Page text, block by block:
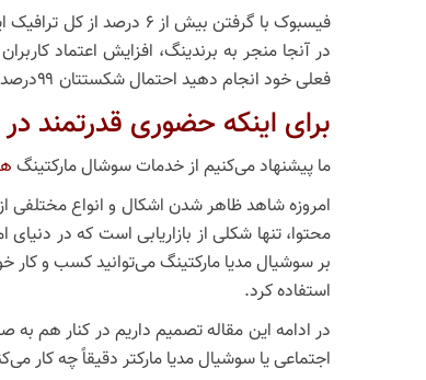
فیسبوک با گرفتن بیش
در آنجا منجر به برندینگ، افزایش اعتماد
فعلی خود انجام دهید احتمال شکستتان ۹۹درصد خواهد بود.
برای اینکه حضوری قدرتمند
ما پیشنهاد می‌کنیم از خدمات سوشال مارکتینگ
امروزه شاهد ظاهر شدن اشکال و انواع مختلفی
محتوا، تنها شکلی از بازاریابی است که در
بر سوشیال مدیا مارکتینگ می‌توانید کسب و کار
استفاده کرد.
در ادامه این مقاله تصمیم داریم در کنار هم
اجتماعی یا سوشیال مدیا مارکتر دقیقاً چه کار